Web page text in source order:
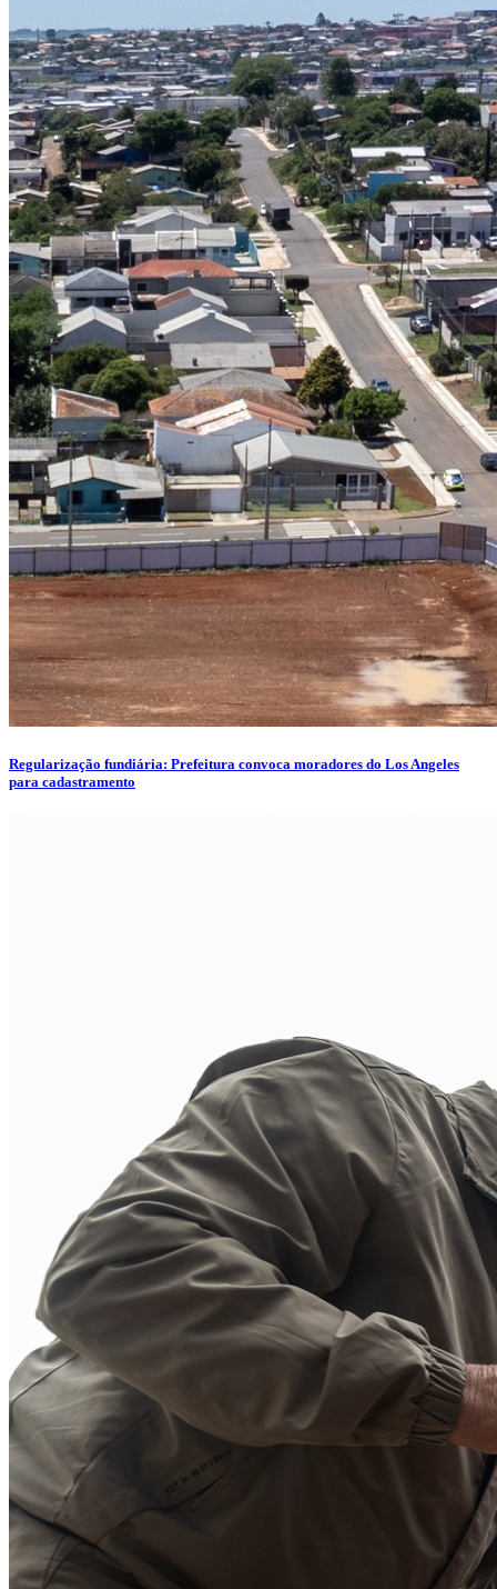
Regularização fundiária: Prefeitura convoca moradores do Los Angeles
para cadastramento